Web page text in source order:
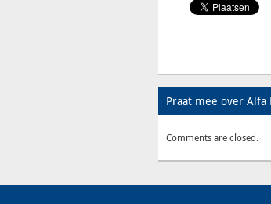
Praat mee over Alfa
Comments are closed.